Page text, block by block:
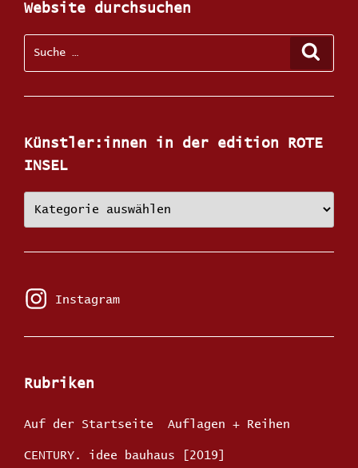
Website durchsuchen
Künstler:innen in der edition ROTE
INSEL
INSEL
Instagram
Instagram
Rubriken
Auf der Startseite Auflagen + Reihen
CENTURY. idee bauhaus [2019]